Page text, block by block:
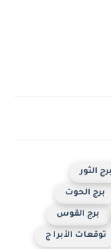
برج الثور
برج الحوت
برج القوس
توقعات الأبرا ج